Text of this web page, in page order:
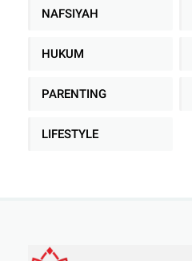
NAFSIYAH
HUKUM
PARENTING
LIFESTYLE